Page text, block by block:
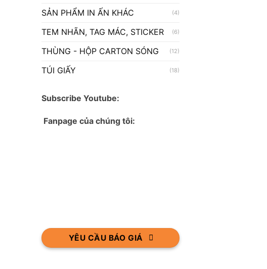
SẢN PHẨM IN ẤN KHÁC (4)
TEM NHÃN, TAG MÁC, STICKER (6)
THÙNG - HỘP CARTON SÓNG (12)
TÚI GIẤY (18)
Subscribe Youtube:
Fanpage của chúng tôi:
YÊU CẦU BÁO GIÁ